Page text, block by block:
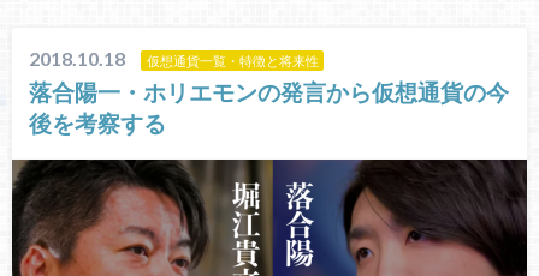
2018.10.18 仮想通貨一覧・特徴と将来性
落合陽一・ホリエモンの発言から仮想通貨の今
後を考察する